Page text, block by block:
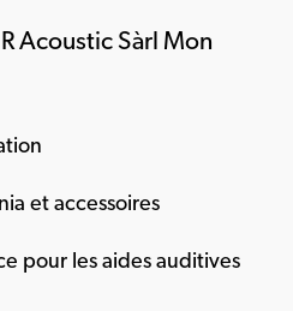
Acoustic Sàrl Mon
et accessoires
pour les aides auditives